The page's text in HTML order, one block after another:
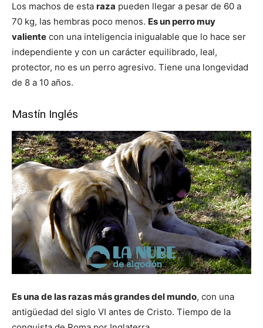
Los machos de esta raza pueden llegar a pesar de 60 a
70 kg, las hembras poco menos. Es un perro muy
valiente con una inteligencia inigualable que lo hace ser
independiente y con un carácter equilibrado, leal,
protector, no es un perro agresivo. Tiene una longevidad
de 8 a 10 años.
Mastín Inglés
Es una de las razas más grandes del mundo, con una
antigüedad del siglo VI antes de Cristo. Tiempo de la